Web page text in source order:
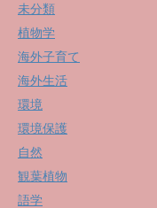
未分類
植物学
海外子育て
海外生活
環境
環境保護
自然
観葉植物
語学